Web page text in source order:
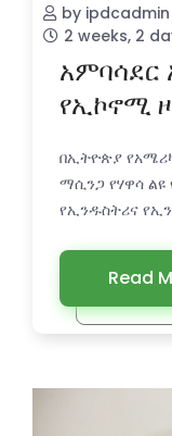
by ipdcadmin
2 weeks, 2
አምባሳደር
የኢኮኖሚ
በኢትዮጵያ
ማሲንጋ የሃዋሳ
የኢንዱስትሪና
Read